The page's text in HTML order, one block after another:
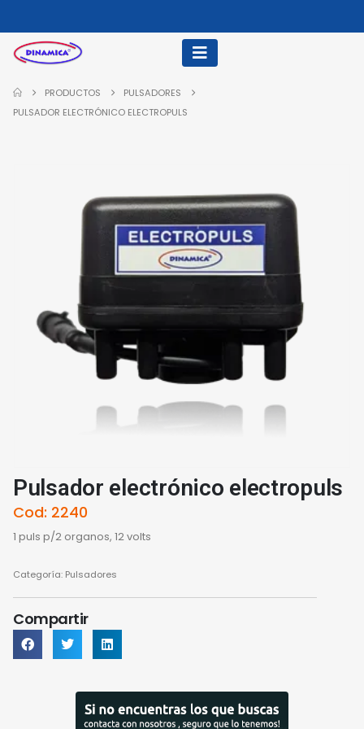
PRODUCTOS
PULSADORES
PULSADOR ELECTRÓNICO ELECTROPULS
Pulsador electrónico electropuls
Cod: 2240
1 puls p/2 organos, 12 volts
Categoría: Pulsadores
Compartir